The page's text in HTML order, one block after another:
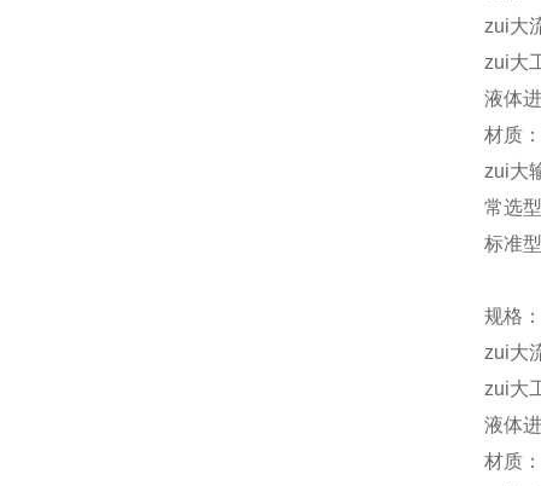
zui大
zui大
液体
材质
zui大
常选
标准
规格
zui大
zui大
液体
材质